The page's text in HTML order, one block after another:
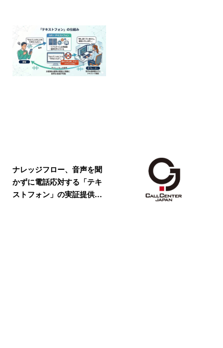
ナレッジフロー、音声を聞
かずに電話応対する「テキ
ストフォン」の実証提供…